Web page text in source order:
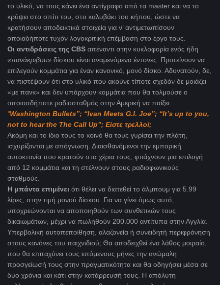
το υλικό, να τους κάνει ένα αντίγραφο από τα master και να το
κρύψει στο σπίτι του, στο καλυβάκι του κήπου, ώστε να
κρατήσουν αποδεικτικά στοιχεία για ν’ αντιμετωπίσουν
οποιαδήποτε τυχόν λογοκριτική επέμβαση στο έργο τους.
Οι αντιδράσεις της CBS απέναντι στην κυκλοφορία ενός ήδη
«πανάκριβου» δίσκου είναι αναμενόμενα έντονες. Προτείνουν να
επιλεγούν κομμάτια για έναν κανονικό, μονό δίσκο. Αδυνατούν, δε,
να πιστέψουν ότι στο υλικό που ακούνε τίποτε σχεδόν δε μοιάζει
«με πανκ» και δεν υπάρχουν κομμάτια που θα τολμούσε ο
οποιοσδήποτε ραδιοσταθμός στην Αμερική να παίξει.
“Washington Bullets”; “Ivan Meets G.I. Joe”; “It’s up to you,
not to hear the The Call Up”; Είστε τρελλοί;
Ακόμη και το ίδιο τους το κοινό θα τους γυρίσει την πλάτη,
ισχυρίζονται με απόγνωση. Διαισθανόμενοι την εμπορική
αυτοκτονία που κρατούν στα χέρια τους, φτιάχνουν μια επιλογή
από 12 κομμάτια και τη στέλνουν στους ραδιοφωνικούς
σταθμούς.
Η μπάντα επιμένει ότι θέλει να διατεθεί το άλμπουμ για 5.99
λίρες, στην τιμή μονού δίσκου. Για να γίνει όμως αυτό,
υποχρεώνονται να αποποιηθούν των συνθετικών τους
δικαιωμάτων, μέχρι να πωληθούν 200.000 αντίτυπα στην Αγγλία.
Υπερβολική αυτοπεποίθηση, αλαζονεία ή συνειδητή περιφρόνηση
στους κανόνες του παιχνιδιού; Θα αποδειχθεί ένα λάθος μοιραίο,
που θα επιταχύνει τους επόμενους μήνες την ανώμαλη
προσγείωσή τους στην πραγματικότητα και θα οδηγήσει μέσα σε
δύο χρόνια και κάτι στην κατάρρευσή τους. Η απόλυτη